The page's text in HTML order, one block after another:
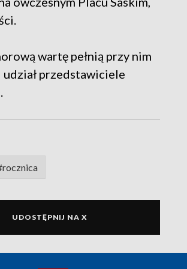
wartę pełnią przy nim
przedstawiciele
UDOSTĘPNIJ NA X